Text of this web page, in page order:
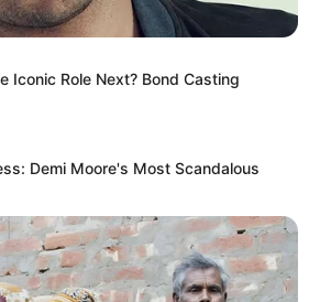
10 Cara
Belanjaan
Iconic Role Next? Bond Casting
Demi Moore's Most Scandalous